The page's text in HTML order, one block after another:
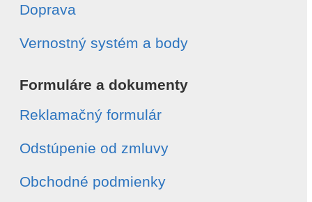
Doprava
Vernostný systém a body
Formuláre a dokumenty
Reklamačný formulár
Odstúpenie od zmluvy
Obchodné podmienky